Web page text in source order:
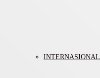
INTERNASIONAL